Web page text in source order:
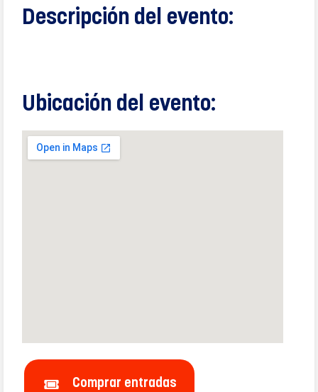
Descripción del evento:
Ubicación del evento:
Comprar entradas